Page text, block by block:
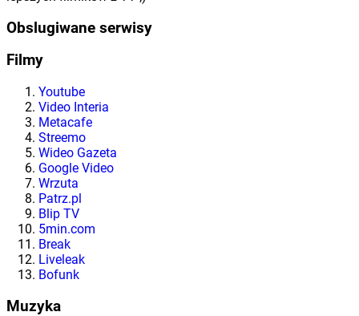
Obslugiwane serwisy
Filmy
Youtube
Video Interia
Metacafe
Streemo
Wideo Gazeta
Google Video
Wrzuta
Patrz.pl
Blip TV
5min.com
Break
Liveleak
Bofunk
Muzyka